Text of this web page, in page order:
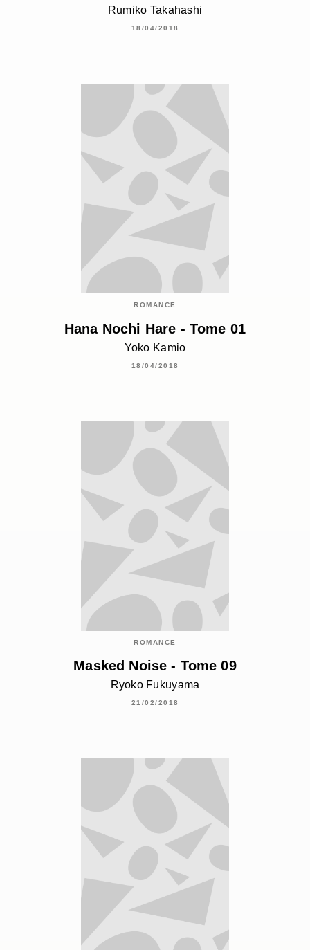
Rumiko Takahashi
18/04/2018
ROMANCE
Hana Nochi Hare - Tome 01
Yoko Kamio
18/04/2018
ROMANCE
Masked Noise - Tome 09
Ryoko Fukuyama
21/02/2018